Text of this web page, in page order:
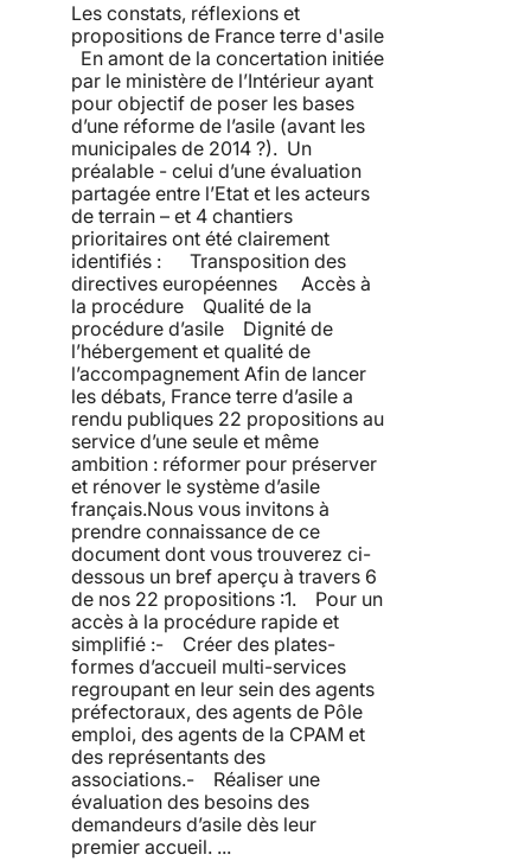
Les constats, réflexions et
propositions de France terre d'asile
En amont de la concertation initiée
par le ministère de l’Intérieur ayant
pour objectif de poser les bases
d’une réforme de l’asile (avant les
municipales de 2014 ?). Un
préalable - celui d’une évaluation
partagée entre l’Etat et les acteurs
de terrain – et 4 chantiers
prioritaires ont été clairement
identifiés : Transposition des
directives européennes Accès à
la procédure Qualité de la
procédure d’asile Dignité de
l’hébergement et qualité de
l’accompagnement Afin de lancer
les débats, France terre d’asile a
rendu publiques 22 propositions au
service d’une seule et même
ambition : réformer pour préserver
et rénover le système d’asile
français.Nous vous invitons à
prendre connaissance de ce
document dont vous trouverez ci-
dessous un bref aperçu à travers 6
de nos 22 propositions :1. Pour un
accès à la procédure rapide et
simplifié :- Créer des plates-
formes d’accueil multi-services
regroupant en leur sein des agents
préfectoraux, des agents de Pôle
emploi, des agents de la CPAM et
des représentants des
associations.- Réaliser une
évaluation des besoins des
demandeurs d’asile dès leur
premier accueil. ...